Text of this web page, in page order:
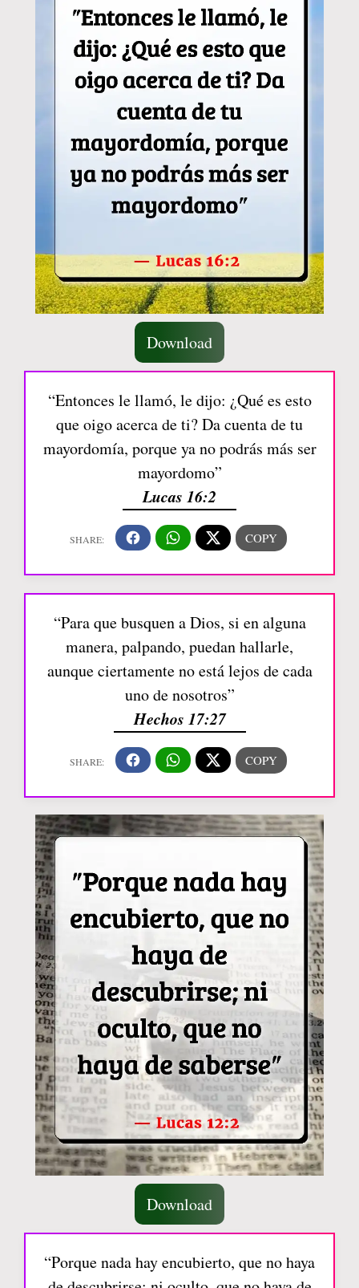
Download
“Entonces le llamó, le dijo: ¿Qué es esto
que oigo acerca de ti? Da cuenta de tu
mayordomía, porque ya no podrás más ser
mayordomo”
Lucas 16:2
“Para que busquen a Dios, si en alguna
manera, palpando, puedan hallarle,
aunque ciertamente no está lejos de cada
uno de nosotros”
Hechos 17:27
Download
“Porque nada hay encubierto, que no haya